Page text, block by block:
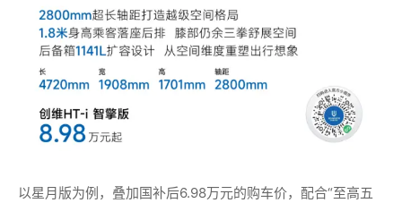
以星月版为例，叠加国补后6.98万元的购车价，配合“至高五